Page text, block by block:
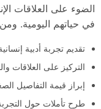
الضوء على العلاقات
في حياتهم اليومية. ومن
تقديم تجربة أدبية
التركيز على العلاقات
إبراز قيمة التفاصيل
طرح تأملات حول التجربة